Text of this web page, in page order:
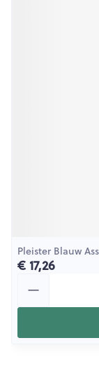
Pleister Blauw
€ 17,26